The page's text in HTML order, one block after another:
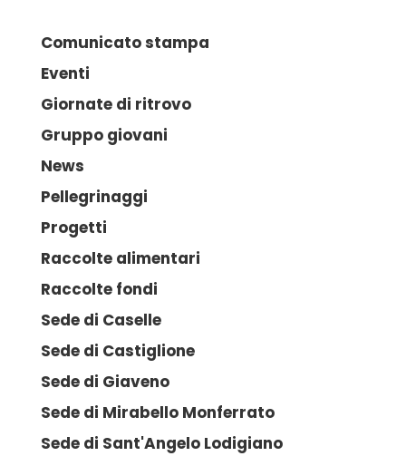
Comunicato stampa
Eventi
Giornate di ritrovo
Gruppo giovani
News
Pellegrinaggi
Progetti
Raccolte alimentari
Raccolte fondi
Sede di Caselle
Sede di Castiglione
Sede di Giaveno
Sede di Mirabello Monferrato
Sede di Sant'Angelo Lodigiano